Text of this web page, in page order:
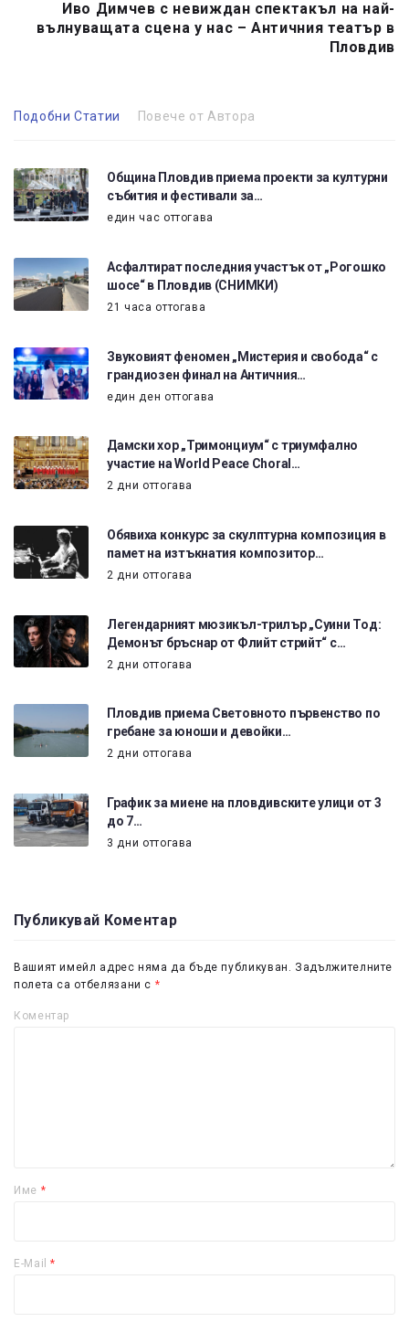
Иво Димчев с невиждан спектакъл на най-
вълнуващата сцена у нас – Античния театър в
Пловдив
Подобни Статии Повече от Автора
Община Пловдив приема проекти за културни
събития и фестивали за…
един час оттогава
Асфалтират последния участък от „Рогошко
шосе“ в Пловдив (СНИМКИ)
21 часа оттогава
Звуковият феномен „Мистерия и свобода“ с
грандиозен финал на Античния…
един ден оттогава
Дамски хор „Тримонциум“ с триумфално
участие на World Peace Choral…
2 дни оттогава
Обявиха конкурс за скулптурна композиция в
памет на изтъкнатия композитор…
2 дни оттогава
Легендарният мюзикъл-трилър „Суини Тод:
Демонът бръснар от Флийт стрийт“ с…
2 дни оттогава
Пловдив приема Световното първенство по
гребане за юноши и девойки…
2 дни оттогава
График за миене на пловдивските улици от 3
до 7…
3 дни оттогава
Публикувай Коментар
Вашият имейл адрес няма да бъде публикуван. Задължителните
полета са отбелязани с *
Коментар
Име *
E-Mail*